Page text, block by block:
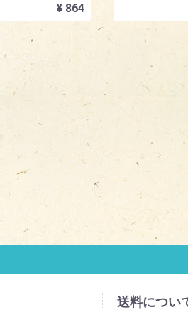
¥ 864
送料につい